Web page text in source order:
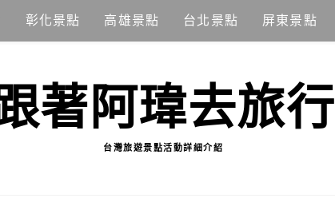
彰化景點 高雄景點 台北景點 屏東景點
著阿瑋去旅行
台灣旅遊景點活動詳細介紹